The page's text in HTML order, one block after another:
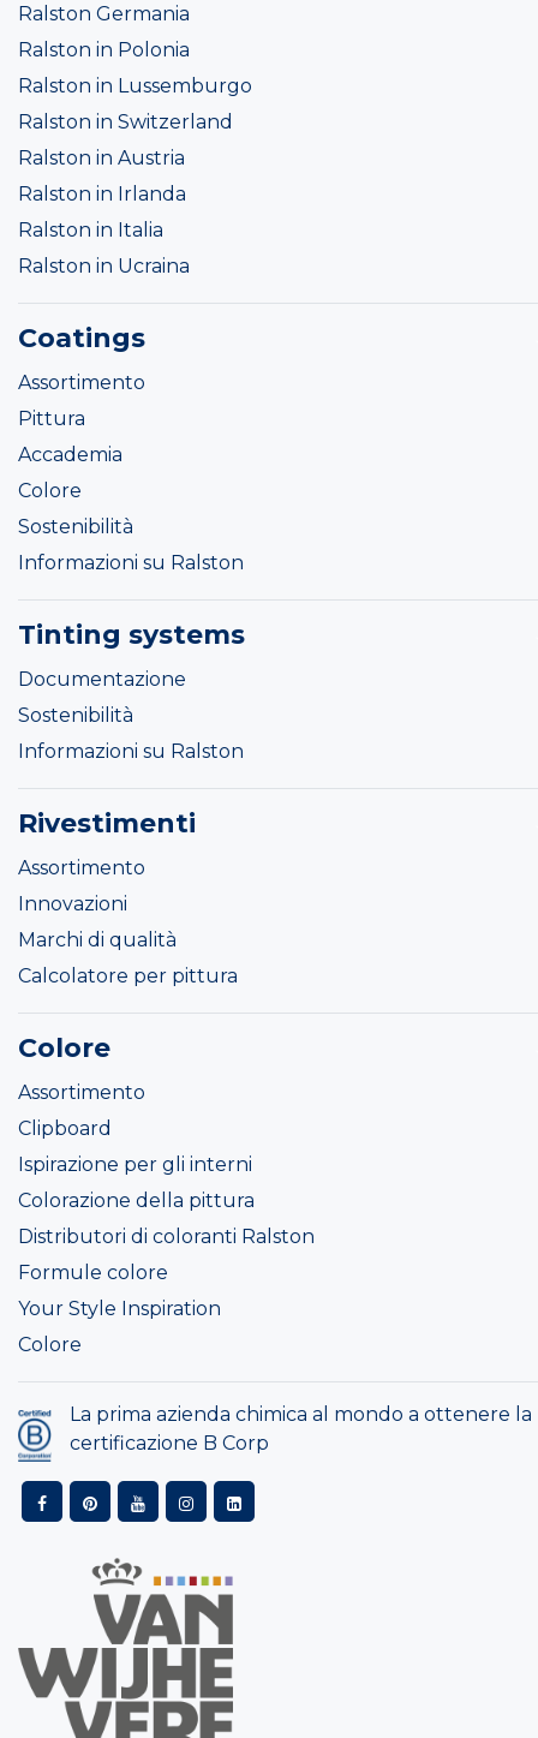
Ralston Germania
Ralston in Polonia
Ralston in Lussemburgo
Ralston in Switzerland
Ralston in Austria
Ralston in Irlanda
Ralston in Italia
Ralston in Ucraina
Coatings
Assortimento
Pittura
Accademia
Colore
Sostenibilità
Informazioni su Ralston
Tinting systems
Documentazione
Sostenibilità
Informazioni su Ralston
Rivestimenti
Assortimento
Innovazioni
Marchi di qualità
Calcolatore per pittura
Colore
Assortimento
Clipboard
Ispirazione per gli interni
Colorazione della pittura
Distributori di coloranti Ralston
Formule colore
Your Style Inspiration
Colore
La prima azienda chimica al mondo a ottenere la
certificazione B Corp